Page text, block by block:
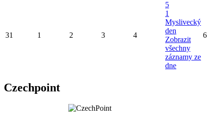
31 1 2 3 4
5
1
Myslivecký
den
Zobrazit
všechny
záznamy ze
dne
6
Czechpoint